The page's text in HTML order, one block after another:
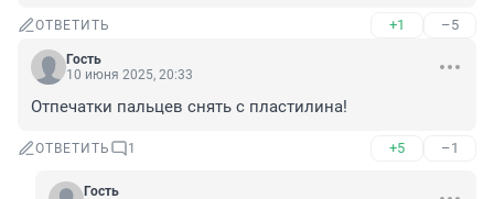
ОТВЕТИТЬ +1 –5
Гость
10 июня 2025, 20:33
Отпечатки пальцев снять с пластилина!
ОТВЕТИТЬ 1 +5 –1
Гость